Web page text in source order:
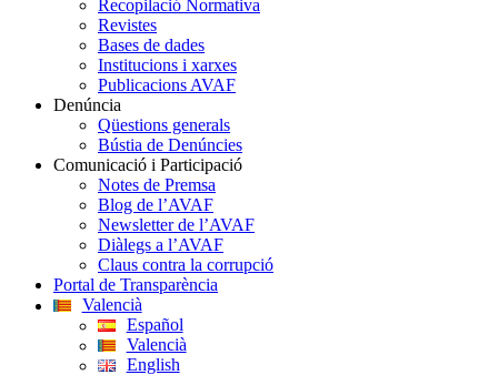
Recopilació Normativa
Revistes
Bases de dades
Institucions i xarxes
Publicacions AVAF
Denúncia
Qüestions generals
Bústia de Denúncies
Comunicació i Participació
Notes de Premsa
Blog de l’AVAF
Newsletter de l’AVAF
Diàlegs a l’AVAF
Claus contra la corrupció
Portal de Transparència
Valencià
Español
Valencià
English